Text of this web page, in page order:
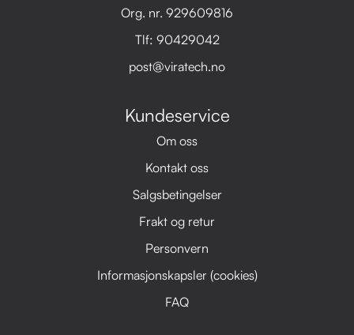
Org. nr. 929609816
Tlf: 90429042
post@viratech.no
Kundeservice
Om oss
Kontakt oss
Salgsbetingelser
Frakt og retur
Personvern
Informasjonskapsler (cookies)
FAQ